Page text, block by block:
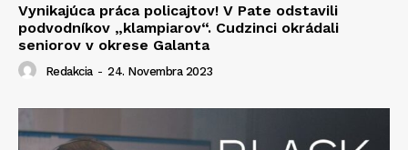
Vynikajúca práca policajtov! V Pate odstavili
podvodníkov „klampiarov“. Cudzinci okrádali
seniorov v okrese Galanta
Redakcia - 24. Novembra 2023